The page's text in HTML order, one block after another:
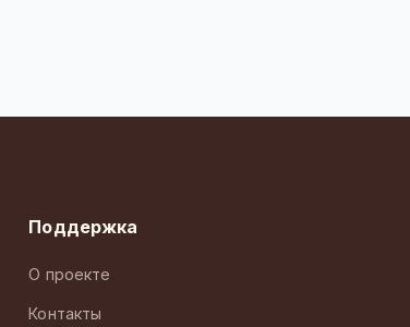
Поддержка
О проекте
Контакты